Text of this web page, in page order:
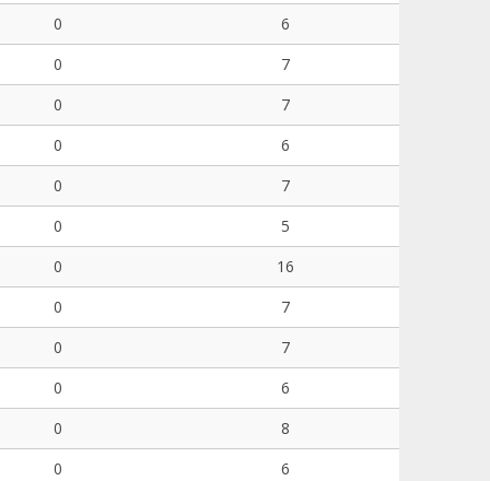
0
6
0
7
0
7
0
6
0
7
0
5
0
16
0
7
0
7
0
6
0
8
0 6